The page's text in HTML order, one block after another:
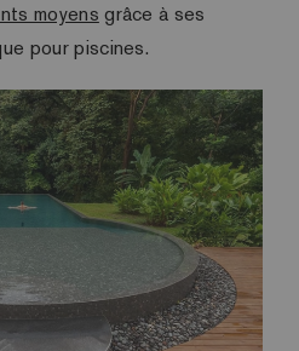
moyens grâce à ses
pour piscines.